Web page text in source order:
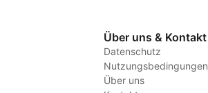
Über uns & Kontakt
Datenschutz
Nutzungsbedingungen
Über uns